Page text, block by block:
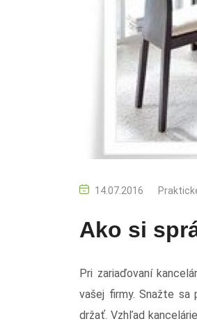
14.07.2016
Ako si
Pri zariaďovaní
vašej firmy. Snažte
držať. Vzhľad